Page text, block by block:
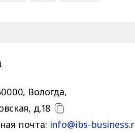
, Вологда,
д.18
почта: info@ibs-